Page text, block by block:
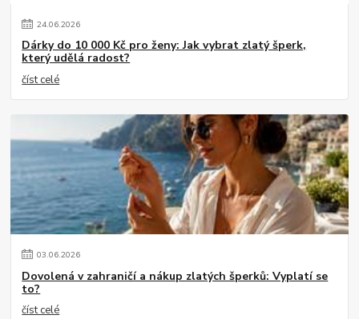
24.06.2026
Dárky do 10 000 Kč pro ženy: Jak vybrat zlatý šperk,
který udělá radost?
číst celé
03.06.2026
Dovolená v zahraničí a nákup zlatých šperků: Vyplatí se
to?
číst celé